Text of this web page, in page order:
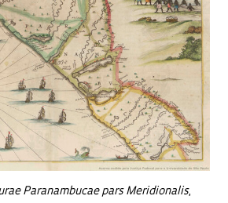
Paranambucae pars Meridionalis,